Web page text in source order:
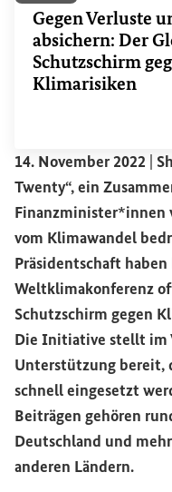
Gegen Verluste
absichern: Der
Schutzschirm
Klimarisiken
14. November 2022
Twenty“, ein
Finanzminister*innen
vom Klimawandel
Präsidentschaft
Weltklimakonferenz
Schutzschirm gegen
Die Initiative stellt im
Unterstützung bereit,
schnell eingesetzt
Beiträgen gehören
Deutschland und
anderen Ländern.